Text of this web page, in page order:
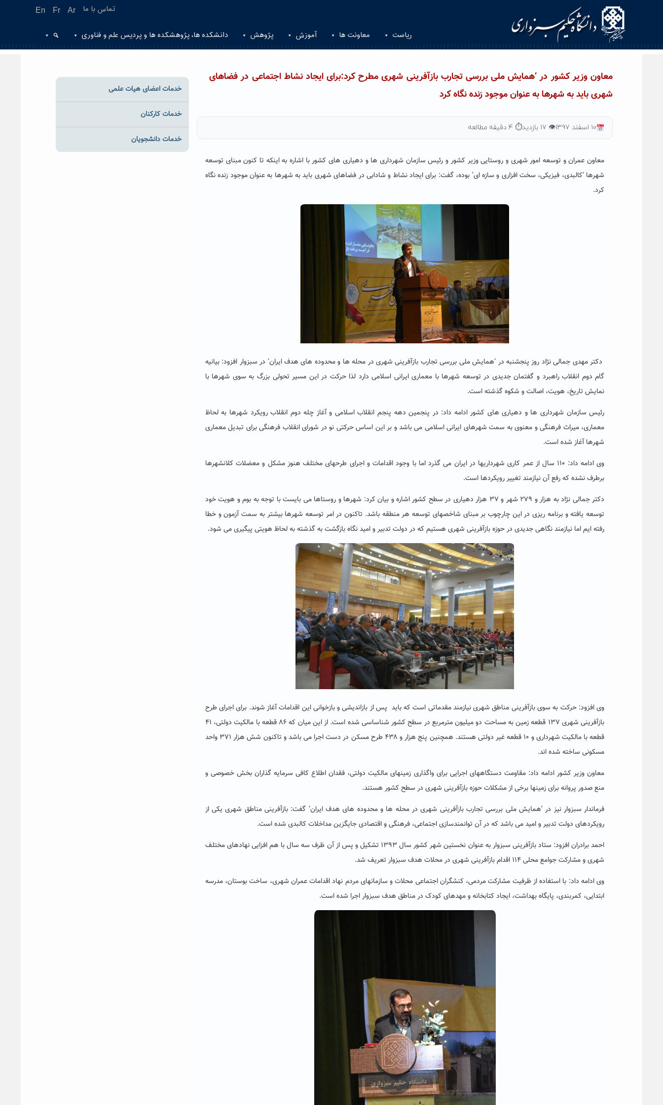
En Fr Ar تماس با ما
ریاست معاونت ها آموزش پژوهش دانشکده ها، پژوهشکده ها و پردیس علم و فناوری
معاون وزیر کشور در ‘همایش ملی بررسی تجارب بازآفرینی شهری مطرح کرد:برای ایجاد نشاط اجتماعی در فضاهای
شهری باید به شهرها به عنوان موجود زنده نگاه کرد
۱۰ اسفند ۱۳۹۷ 👁 ۱۷ بازدید ⏱ ۴ دقیقه مطالعه
معاون عمران و توسعه امور شهری و روستایی وزیر کشور و رئیس سازمان شهرداری ها و دهیاری های کشور با اشاره به اینکه تا کنون مبنای توسعه
شهرها ‘کالبدی، فیزیکی، سخت افزاری و سازه ای’ بوده، گفت: برای ایجاد نشاط و شادابی در فضاهای شهری باید به شهرها به عنوان موجود زنده نگاه
کرد.
دکتر مهدی جمالی نژاد روز پنجشنبه در ‘همایش ملی بررسی تجارب بازآفرینی شهری در محله ها و محدوده های هدف ایران’ در سبزوار افزود: بیانیه
گام دوم انقلاب راهبرد و گفتمان جدیدی در توسعه شهرها با معماری ایرانی اسلامی دارد لذا حرکت در این مسیر تحولی بزرگ به سوی شهرها با
نمایش تاریخ، هویت، اصالت و شکوه گذشته است.
رئیس سازمان شهرداری ها و دهیاری های کشورادامه داد: در پنجمین دهه پنجم انقلاب اسلامی و آغاز چله دوم انقلاب رویکرد شهرها به لحاظ
معماری، میراث فرهنگی و معنوی به سمت شهرهای ایرانی اسلامی می باشد و بر این اساس حرکتی نو در شورای انقلاب فرهنگی برای تبدیل معماری
شهرها آغاز شده است.
وی ادامه داد: ۱۱۰ سال از عمر کاری شهرداریها در ایران می گذرد اما با وجود اقدامات و اجرای طرحهای مختلف هنوز مشکل و معضلات کلانشهرها
برطرف نشده که رفع آن نیازمند تغییر رویکردها است.
دکتر جمالی نژاد به هزار و ۲۷۹ شهر و ۳۷ هزار دهیاری در سطح کشور اشاره و بیان کرد: شهرها و روستاها می بایست با توجه به بوم و هویت خود
توسعه یافته و برنامه ریزی در این چارچوب بر مبنای شاخصهای توسعه هر منطقه باشد. تاکنون در امر توسعه شهرها بیشتر به سمت آزمون و خطا
رفته ایم اما نیازمند نگاهی جدیدی در حوزه بازآفرینی شهری هستیم که در دولت تدبیر و امید نگاه بازگشت به گذشته به لحاظ هویتی پیگیری می شود.
وی افزود: حرکت به سوی بازآفرینی مناطق شهری نیازمند مقدماتی است که باید پس از بازاندیشی و بازخوانی این اقدامات آغاز شوند. برای اجرای طرح
بازآفرینی شهری ۱۳۷ قطعه زمین به مساحت دو میلیون مترمربع در سطح کشور شناساسی شده است. از این میان که ۸۶ قطعه با مالکیت دولتی، ۴۱
قطعه با مالکیت شهرداری و ۱۰ قطعه غیر دولتی هستند. همچنین پنج هزار و ۴۳۸ طرح مسکن در دست اجرا می باشد و تاکنون شش هزار ۳۷۱ واحد
مسکونی ساخته شده اند.
معاون وزیر کشور ادامه داد: مقاومت دستگاههای اجرایی برای واگذاری زمینهای مالکیت دولتی، فقدان اطلاع کافی سرمایه گذاران بخش خصوصی و
منع صدور پروانه برای زمینها برخی از مشکلات حوزه بازآفرینی شهری در سطح کشور هستند.
فرماندار سبزوار نیز در ‘همایش ملی بررسی تجارب بازآفرینی شهری در محله ها و محدوده های هدف ایران’ گفت: بازآفرینی مناطق شهری یکی از
رویکردهای دولت تدبیر و امید می باشد که در آن توانمندسازی اجتماعی، فرهنگی و اقتصادی جایگزین مداخلات کالبدی شده است.
احمد برادران افزود: ستاد بازآفرینی سبزوار به عنوان نخستین شهر کشور سال ۱۳۹۳ تشکیل و پس از آن ظرف سه سال با هم افزایی نهادهای مختلف
شهری و مشارکت جوامع محلی ۱۱۴ اقدام بازآفرینی شهری در محلات هدف سبزوار تعریف شد.
وی ادامه داد: با استفاده از ظرفیت مشارکت مردمی، کنشگران اجتماعی محلات و سازمانهای مردم نهاد اقدامات عمران شهری، ساخت بوستان، مدرسه
ابتدایی، کمربندی، پایگاه بهداشت، ایجاد کتابخانه و مهدهای کودک در مناطق هدف سبزوار اجرا شده است.
خدمات اعضای هیات علمی
خدمات کارکنان
خدمات دانشجویان